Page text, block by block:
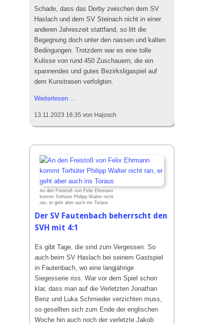
Schade, dass das Derby zwischen dem SV
Haslach und dem SV Steinach nicht in einer
anderen Jahreszeit stattfand, so litt die
Begegnung doch unter den nassen und kalten
Bedingungen. Trotzdem war es eine tolle
Kulisse von rund 450 Zuschauern, die ein
spannendes und gutes Bezirksligaspiel auf
dem Kunstrasen verfolgten.
Weiterlesen …
zwischen
Haslach
13.11.2023 16:35 von Hajosch
An den Freistoß von Felix Ehrmann
kommt Torhüter Philipp Walter nicht
ran, er geht aber auch ins Toraus
Der SV Fautenbach beherrscht den
SVH mit 4:1
Es gibt Tage, die sind zum Vergessen. So
auch beim SV Haslach bei seinem Gastspiel
in Fautenbach, wo eine langjährige
Siegesserie riss. War vor dem Spiel schon
klar, dass man auf die Verletzten Jonathan
Benz und Luka Schmieder verzichten muss,
so gesellten sich zum Ende der englischen
Woche hin auch noch der verletzte Jakob